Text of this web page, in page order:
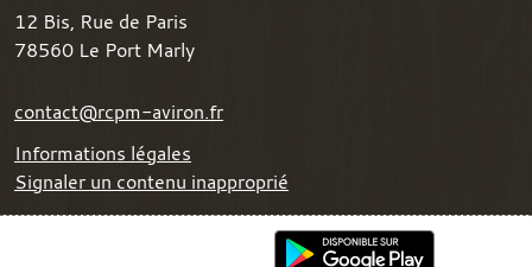
12 Bis, Rue de Paris
78560 Le Port Marly
contact@rcpm-aviron.fr
Informations légales
Signaler un contenu inapproprié